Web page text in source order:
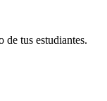
de tus estudiantes.